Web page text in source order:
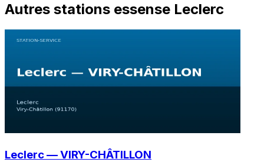
Autres stations essense Leclerc
Leclerc — VIRY-CHÂTILLON